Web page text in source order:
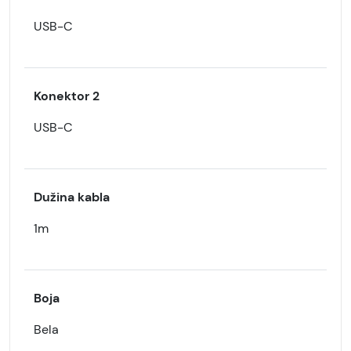
USB-C
Konektor 2
USB-C
Dužina kabla
1m
Boja
Bela